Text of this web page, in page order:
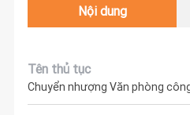
Nội dung
Tên thủ tục
Chuyển nhượng Văn phòng